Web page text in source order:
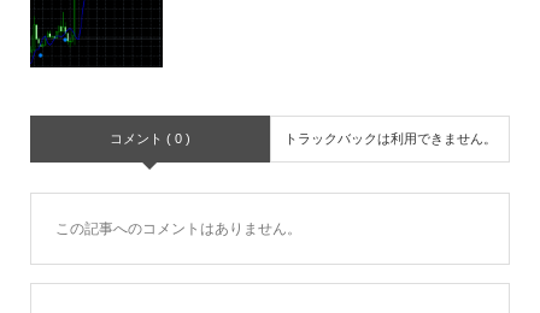
コメント ( 0 ) トラックバックは利用できません。
この記事へのコメントはありません。